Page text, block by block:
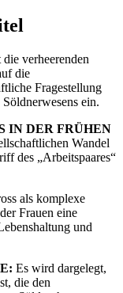
verheerenden
die
Fragestellung
ein.
IN DER FRÜHEN
Wandel
des „Arbeitspaares“
als komplexe
Frauen eine
und
Es wird dargelegt,
die den